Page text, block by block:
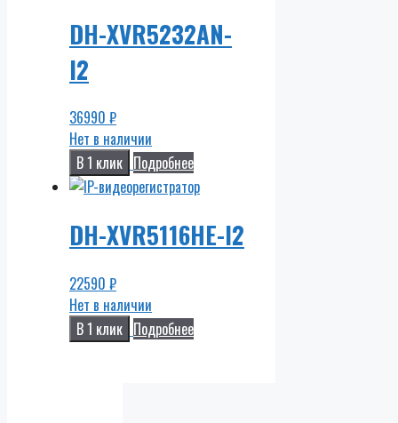
DH-XVR5232AN-
I2
36990 ₽
Нет в наличии
В 1 клик Подробнее
DH-XVR5116HE-I2
22590 ₽
Нет в наличии
В 1 клик Подробнее